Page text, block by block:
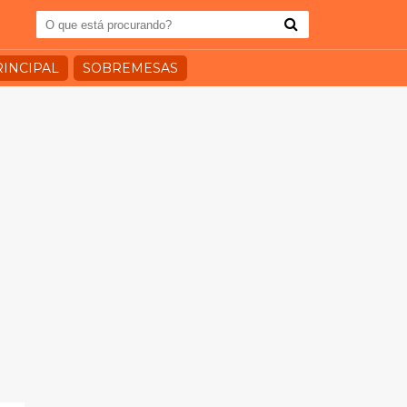
SOBREMESAS